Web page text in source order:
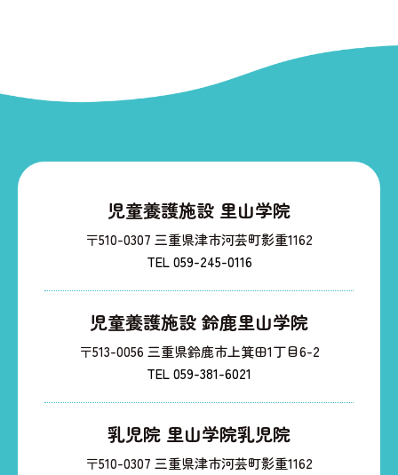
児童養護施設 里山学院
〒510-0307 三重県津市河芸町影重1162
TEL 059-245-0116
児童養護施設 鈴鹿里山学院
〒513-0056 三重県鈴鹿市上箕田1丁目6-2
TEL 059-381-6021
乳児院 里山学院乳児院
〒510-0307 三重県津市河芸町影重1162